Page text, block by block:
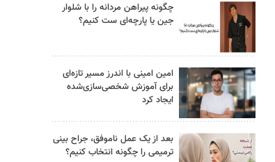
چگونه پیراهن مردانه را با شلوار
جین یا پارچه‌ای ست کنیم؟
امین امینی با اندرز مسیر تازه‌ای
برای آموزش شخصی‌سازی‌شده
ایجاد کرد
بعد از یک عمل ناموفق، جراح بینی
ترمیمی را چگونه انتخاب کنیم؟